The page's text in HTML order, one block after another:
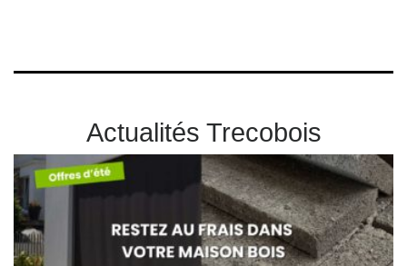
Actualités Trecobois